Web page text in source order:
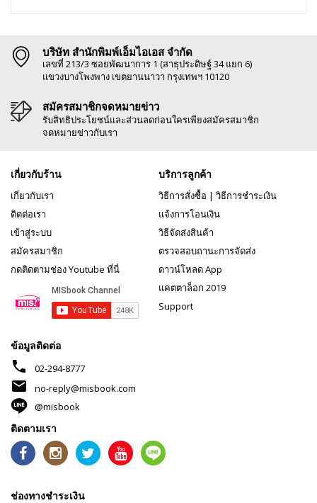
บริษัท สำนักพิมพ์เอ็มไอเอส จำกัด
เลขที่ 213/3 ซอยพัฒนาการ 1 (สาธุประดิษฐ์ 34 แยก 6)
แขวงบางโพงพาง เขตยานนาวา กรุงเทพฯ 10120
สมัครสมาชิกจดหมายข่าว
รับสิทธิประโยชน์และส่วนลดก่อนใครเพียงสมัครสมาชิก
จดหมายข่าวกับเรา
เกี่ยวกับร้าน
เกี่ยวกับเรา
ติดต่อเรา
เข้าสู่ระบบ
สมัครสมาชิก
กดติดตามช่อง Youtube ที่นี่
บริการลูกค้า
วิธีการสั่งซื้อ | วิธีการชำระเงิน
แจ้งการโอนเงิน
วิธีจัดส่งสินค้า
ตรวจสอบถานะการจัดส่ง
ดาวน์โหลด App
แคตตาล็อก 2019
Support
ข้อมูลติดต่อ
phone 02-294-8777
mail
no-reply@misbook.com
@misbook
ติดตามเรา
ช่องทางชำระเงิน